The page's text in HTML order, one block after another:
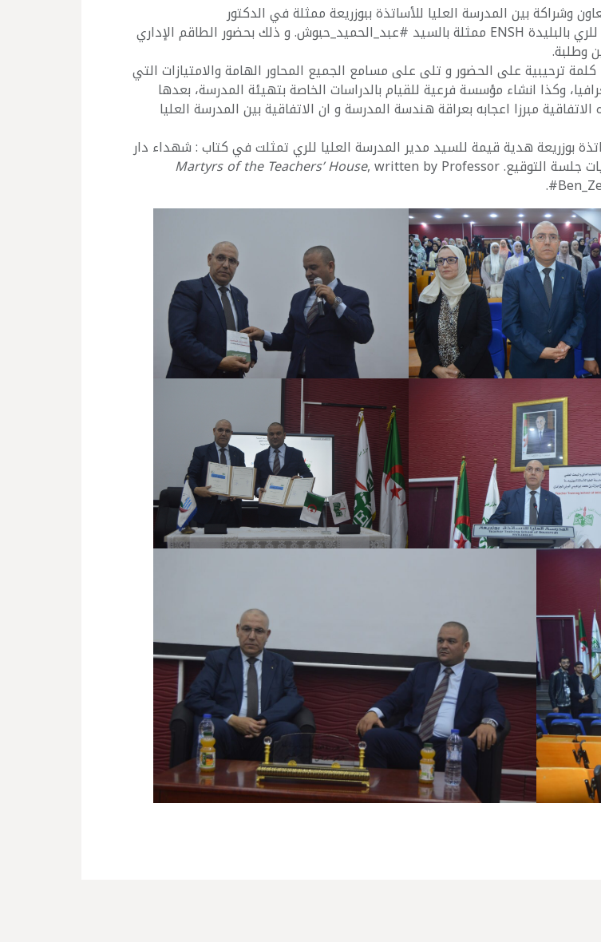
توقيع اتفاقية تعاون وشراكة بين المدرسة العليا للأساتذة ببوزريعة ممثلة في الدكتور
#محمد_عبد_المنعم_بريش مدير المدرسة ENSB والمدرسة العليا للري بالبليدة ENSH ممثلة بالسيد #عبد_الحميد_حبوش. و ذلك بحضور الطاقم الإداري
وطلبة.
كلمة ترحيبية على الحضور و تلى على مسامع الجميع المحاور الهامة والامتيازات التي
وكذا انشاء مؤسسة فرعية للقيام بالدراسات الخاصة بتهيئة المدرسة، بعدها
مبرزا اعجابه بعراقة هندسة المدرسة و ان الاتفاقية بين المدرسة العليا
بوزريعة هدية قيمة للسيد مدير المدرسة العليا للري تمثلت في كتاب : شهداء دار
جلسة التوقيع. Martyrs of the Teachers’ House, written by Professor